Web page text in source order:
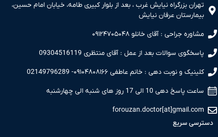
بزرگراه نیایش غرب ، بعد از بلوار کبیری طامه، خیابان امام حسین،
عرفان نیایش
جراحی : آقای خانلو ۰۹۱۲۴۷۰۵۰۴۸
سوالات بعد از عمل : آقای منتظری 09304516119
و نوبت دهی : خانم عاطفی ۰۹۱۰۴۸۰۸۱۶۶- 02149796289
دهی 10 الی 17 روز های شنبه الی چهارشنبه
سریع